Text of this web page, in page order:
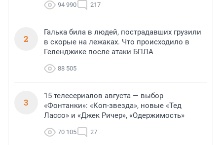
94 990 217
2
Галька била в людей, пострадавших грузили
в скорые на лежаках. Что происходило в
Геленджике после атаки БПЛА
88 505
3
15 телесериалов августа — выбор
«Фонтанки»: «Коп-звезда», новые «Тед
Лассо» и «Джек Ричер», «Одержимость»
70 105 27